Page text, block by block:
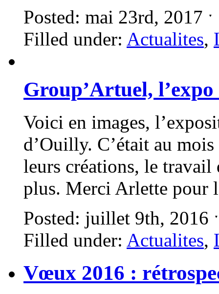
Posted: mai 23rd, 2017
Filled under: Actualites,
Group’Artuel, l’expo
Voici en images,
d’Ouilly. C’était au
leurs créations, le travail
plus. Merci Arlette
Posted: juillet 9th, 2016
Filled under: Actualites,
Vœux 2016 :